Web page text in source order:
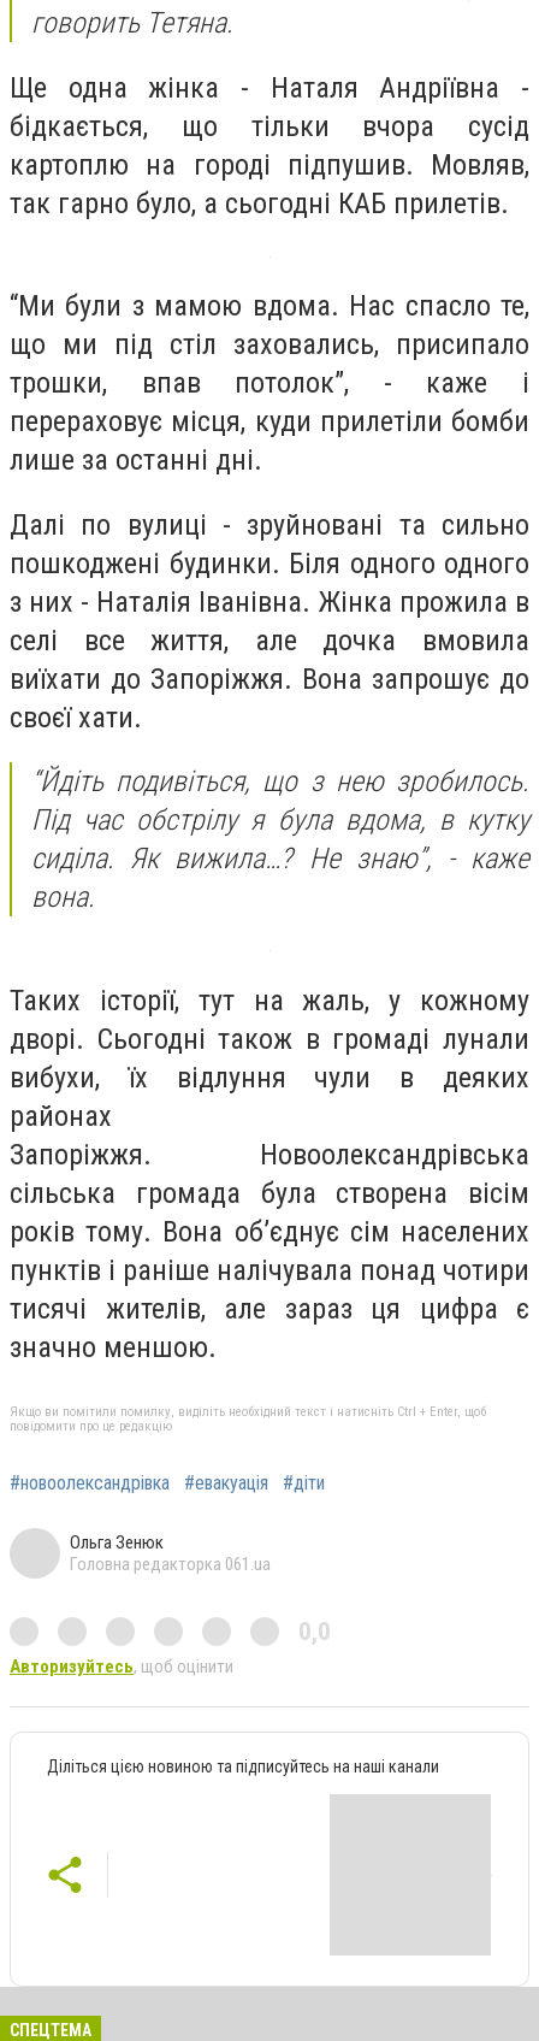
говорить Тетяна.
Ще одна жінка - Наталя Андріївна -
бідкається, що тільки вчора сусід
картоплю на городі підпушив. Мовляв,
так гарно було, а сьогодні КАБ прилетів.
“Ми були з мамою вдома. Нас спасло те,
що ми під стіл заховались, присипало
трошки, впав потолок”, - каже і
перераховує місця, куди прилетіли бомби
лише за останні дні.
Далі по вулиці - зруйновані та сильно
пошкоджені будинки. Біля одного одного
з них - Наталія Іванівна. Жінка прожила в
селі все життя, але дочка вмовила
виїхати до Запоріжжя. Вона запрошує до
своєї хати.
“Йдіть подивіться, що з нею зробилось.
Під час обстрілу я була вдома, в кутку
сиділа. Як вижила…? Не знаю”, - каже
вона.
Таких історії, тут на жаль, у кожному
дворі. Сьогодні також в громаді лунали
вибухи, їх відлуння чули в деяких
районах
Запоріжжя. Новоолександрівська
сільська громада була створена вісім
років тому. Вона об’єднує сім населених
пунктів і раніше налічувала понад чотири
тисячі жителів, але зараз ця цифра є
значно меншою.
Якщо ви помітили помилку, виділіть необхідний текст і натисніть Ctrl + Enter, щоб
повідомити про це редакцію
#новоолександрівка #евакуація #діти
Ольга Зенюк
Головна редакторка 061.ua
0,0
Авторизуйтесь, щоб оцінити
Діліться цією новиною та підписуйтесь на наші канали
СПЕЦТЕМА